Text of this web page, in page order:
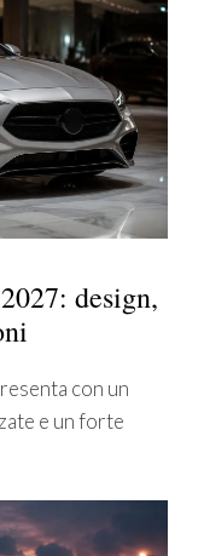
design,
con un
e un forte